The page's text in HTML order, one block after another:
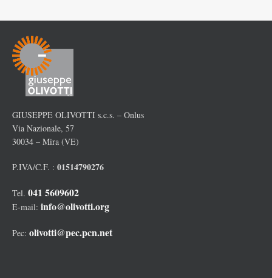
GIUSEPPE OLIVOTTI s.c.s. – Onlus
Via Nazionale, 57
30034 – Mira (VE)
P.IVA/C.F. : 01514790276
Tel. 041 5609602
E-mail: info@olivotti.org
Pec: olivotti@pec.pcn.net